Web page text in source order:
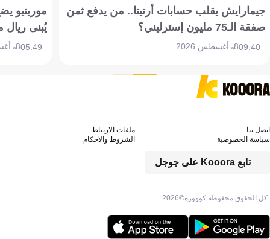
جيمارايش يقلب حسابات أرتيتا.. من يدفع ثمن
صفقة الـ75 مليون إسترليني؟
09:408 أغسطس 2026
مورينيو
يُبنى ريال
05:498 أغسطس 2026
كل الحقوق محفوظة كووورة©2026
تابع Kooora على جوجل
اتصل بنا
ملفات الارتباط
سياسة الخصوصية
الشروط والاحكام